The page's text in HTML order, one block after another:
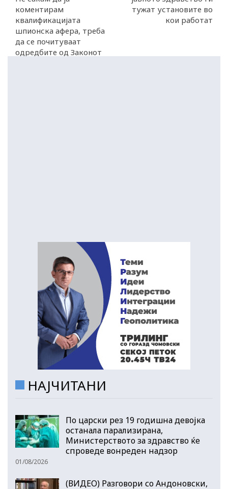
коментирам
квалификацијата
шпионска афера, треба
да се почитуваат
одредбите од Законот
тужат установите во
кои работат
НАЈЧИТАНИ
По царски рез 19 годишна девојка
останала парализирана,
Министерството за здравство ќе
спроведе вонреден надзор
01/08/2026
(ВИДЕО) Разговори со Андоновски,